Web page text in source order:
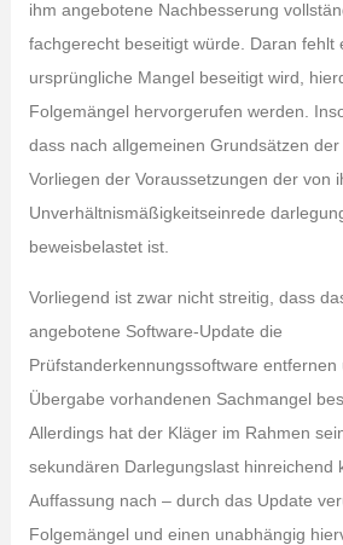
ihm angebotene Nachbesserung
fachgerecht beseitigt würde. Daran fehlt
ursprüngliche Mangel beseitigt wird,
Folgemängel hervorgerufen werden.
dass nach allgemeinen Grundsätzen
Vorliegen der Voraussetzungen der von
Unverhältnismäßigkeitseinrede
beweisbelastet ist.
Vorliegend ist zwar nicht streitig, dass
angebotene Software-Update die
Prüfstanderkennungssoftware
Übergabe vorhandenen Sachmangel
Allerdings hat der Kläger im Rahmen
sekundären Darlegungslast hinreichend
Auffassung nach – durch das Update
Folgemängel und einen unabhängig